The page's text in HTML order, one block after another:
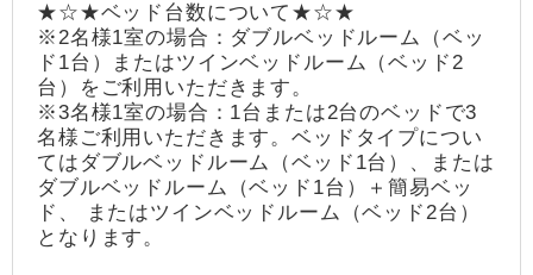
★☆★ベッド台数について★☆★
※2名様1室の場合：ダブルベッドルーム（ベッ
ド1台）またはツインベッドルーム（ベッド2
台）をご利用いただきます。
※3名様1室の場合：1台または2台のベッドで3
名様ご利用いただきます。ベッドタイプについ
てはダブルベッドルーム（ベッド1台）、または
ダブルベッドルーム（ベッド1台）＋簡易ベッ
ド、 またはツインベッドルーム（ベッド2台）
となります。